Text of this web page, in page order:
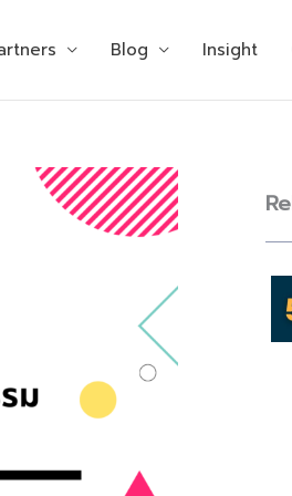
Blog Insight